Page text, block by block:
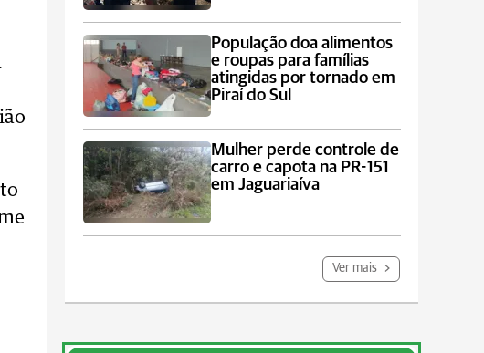
População doa alimentos
e roupas para famílias
atingidas por tornado em
Piraí do Sul
Mulher perde controle de
carro e capota na PR-151
em Jaguariaíva
Ver mais